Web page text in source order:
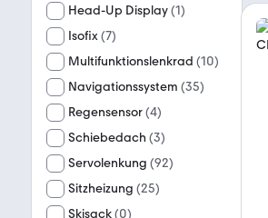
Head-Up Display(1)
Isofix(7)
Multifunktionslenkrad (10)
Navigationssystem (35)
Regensensor(4)
Schiebedach (3)
Servolenkung (92)
Sitzheizung (25)
Skisack(0)